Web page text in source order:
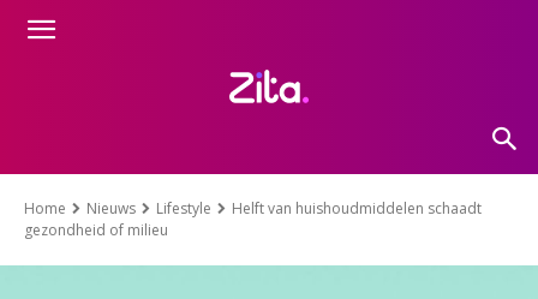
Home Nieuws Lifestyle
Helft van huishoudmiddelen schaadt
gezondheid of milieu